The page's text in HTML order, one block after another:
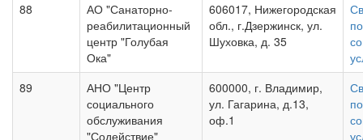
88
АО "Санаторно-
реабилитационный
центр "Голубая
Ока"
606017, Нижегородская
обл., г.Дзержинск, ул.
Шуховка, д. 35
89
АНО "Центр
социального
обслуживания
"Содействие"
600000, г. Владимир,
ул. Гагарина, д.13,
оф.1